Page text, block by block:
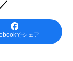
でシェア